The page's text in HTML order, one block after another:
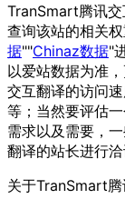
TranSmart腾讯
查询该站的相关
据""Chinaz数据"
以爱站数据为准
交互翻译的访问
等；当然要评估
需求以及需要，
翻译的站长进行
关于TranSmart